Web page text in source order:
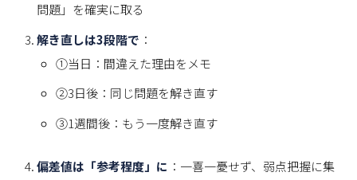
問題」を確実に取る
解き直しは3段階で ：
①当日：間違えた理由をメモ
②3日後：同じ問題を解き直す
③1週間後：もう一度解き直す
偏差値は「参考程度」に ：一喜一憂せず、弱点把握に集